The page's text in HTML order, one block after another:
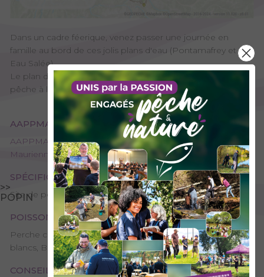
>>
POPIN
Dans un cadre féerique, venez passer une journée en
famille au bord de ces jolis plans d'eau (Pontamafrey et
Eau Salée).
Le plan d'eau Sud (lac de Pontamafrey) est réservé à la
pêche à la mouche en No-Kill.
AAPPMA GESTIONNAIRE
AAPPMA de Saint-Jean-De-Maurienne - Les pêcheurs
Mauriennais
SPÉCIFICITÉS
Site de pêche - 1ère catégorie
POISSONS PRÉSENTS
Perche commune, Truite arc-en-ciel, Petits poissons
blancs, Brochet
CONSEILS DE PÊCHE